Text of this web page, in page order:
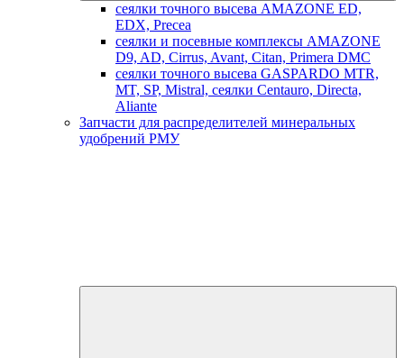
сеялки точного высева AMAZONE ED,
EDX, Precea
сеялки и посевные комплексы AMAZONE
D9, AD, Cirrus, Avant, Citan, Primera DMC
сеялки точного высева GASPARDO MTR,
MT, SP, Mistral, сеялки Centauro, Directa,
Aliante
Запчасти для распределителей минеральных
удобрений РМУ